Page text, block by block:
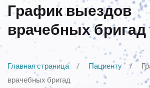
График выездов
врачебных бригад
Главная страница Пациенту
врачебных бригад